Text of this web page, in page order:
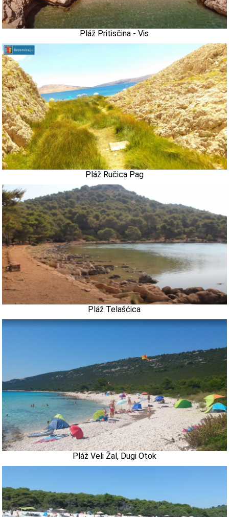
Pláž Pritisčina - Vis
Pláž Ručica Pag
Pláž Telašćica
Pláž Veli Žal, Dugi Otok